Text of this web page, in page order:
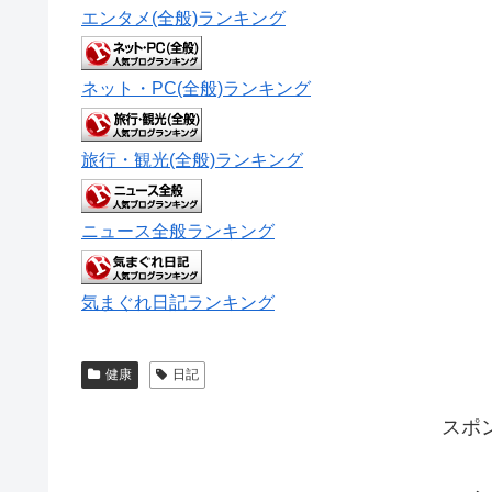
エンタメ(全般)ランキング
ネット・PC(全般)ランキング
旅行・観光(全般)ランキング
ニュース全般ランキング
気まぐれ日記ランキング
健康 日記
スポ